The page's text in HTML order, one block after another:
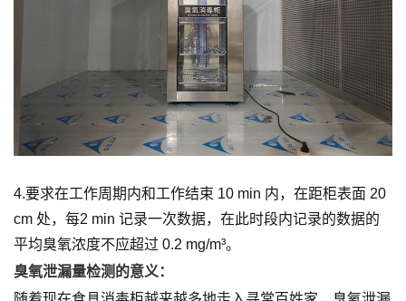
4.要求在工作周期内和工作结束 10 min 内，在距柜表面 20
cm 处，每2 min 记录一次数据，在此时段内记录的数据的
平均臭氧浓度不应超过 0.2 mg/m³。
臭氧泄漏量检测的意义：